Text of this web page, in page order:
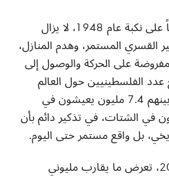
بعد مرور ثمانية وسبعين عاماً على نكبة عام 1948، لا يزال
القسري المستمر، وهدم المنازل،
على الحركة والوصول إلى
عدد الفلسطينيين حول العالم
15.5 مليون فلسطيني، من بينهم 7.4 مليون يعيشون في
التاريخية و8.1 مليون في الشتات، في تذكير دائم بأن
بل واقع مستمر حتى اليوم.
منذ تشرين الأول/أكتوبر 2023، تعرض ما يقارب مليوني